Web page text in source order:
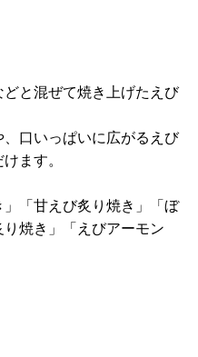
と混ぜて焼き上げたえび
口いっぱいに広がるえび
ます。
「甘えび炙り焼き」「ぼ
焼き」「えびアーモン